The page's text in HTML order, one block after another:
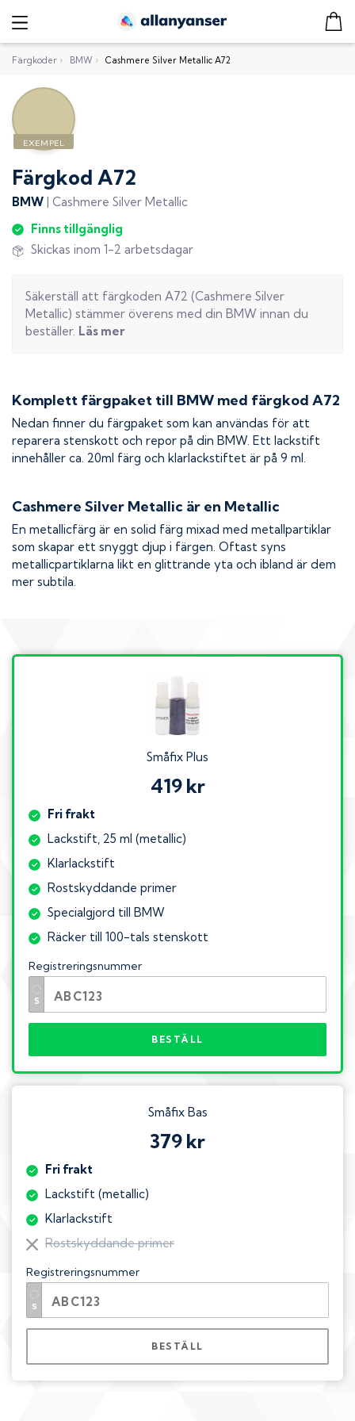
Färgkoder › BMW › Cashmere Silver Metallic A72
Färgkod A72
BMW | Cashmere Silver Metallic
Finns tillgänglig
Skickas inom 1-2 arbetsdagar
Säkerställ att färgkoden A72 (Cashmere Silver
Metallic) stämmer överens med din BMW innan du
beställer. Läs mer
Komplett färgpaket till BMW med färgkod A72
Nedan finner du färgpaket som kan användas för att
reparera stenskott och repor på din BMW. Ett lackstift
innehåller ca. 20ml färg och klarlackstiftet är på 9 ml.
Cashmere Silver Metallic är en Metallic
En metallicfärg är en solid färg mixad med metallpartiklar
som skapar ett snyggt djup i färgen. Oftast syns
metallicpartiklarna likt en glittrande yta och ibland är dem
mer subtila.
Småfix Plus
419 kr
Fri frakt
Lackstift, 25 ml (metallic)
Klarlackstift
Rostskyddande primer
Specialgjord till BMW
Räcker till 100-tals stenskott
Registreringsnummer
BESTÄLL
Småfix Bas
379 kr
Fri frakt
Lackstift (metallic)
Klarlackstift
Rostskyddande primer
Registreringsnummer
BESTÄLL